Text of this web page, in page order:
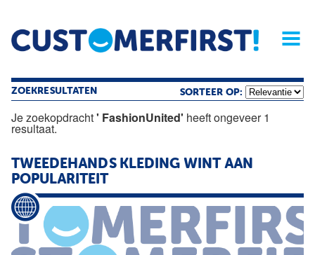
Home Opinie Archief
Magazine
ZOEKRESULTATEN SORTEER OP:
Je zoekopdracht' FashionUnited' heeft ongeveer 1
resultaat.
TWEEDEHANDS KLEDING WINT AAN
POPULARITEIT